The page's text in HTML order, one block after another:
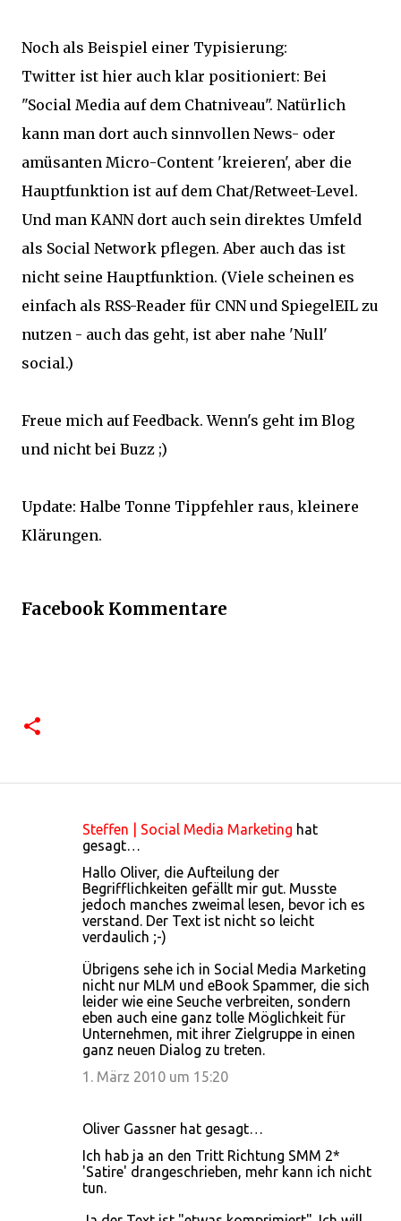
Noch als Beispiel einer Typisierung:
Twitter ist hier auch klar positioniert: Bei
"Social Media auf dem Chatniveau". Natürlich
kann man dort auch sinnvollen News- oder
amüsanten Micro-Content 'kreieren', aber die
Hauptfunktion ist auf dem Chat/Retweet-Level.
Und man KANN dort auch sein direktes Umfeld
als Social Network pflegen. Aber auch das ist
nicht seine Hauptfunktion. (Viele scheinen es
einfach als RSS-Reader für CNN und SpiegelEIL zu
nutzen - auch das geht, ist aber nahe 'Null'
social.)
Freue mich auf Feedback. Wenn's geht im Blog
und nicht bei Buzz ;)
Update: Halbe Tonne Tippfehler raus, kleinere
Klärungen.
Facebook Kommentare
Steffen | Social Media Marketing hat
gesagt…
Hallo Oliver, die Aufteilung der
Begrifflichkeiten gefällt mir gut. Musste
jedoch manches zweimal lesen, bevor ich es
verstand. Der Text ist nicht so leicht
verdaulich ;-)
Übrigens sehe ich in Social Media Marketing
nicht nur MLM und eBook Spammer, die sich
leider wie eine Seuche verbreiten, sondern
eben auch eine ganz tolle Möglichkeit für
Unternehmen, mit ihrer Zielgruppe in einen
ganz neuen Dialog zu treten.
1. März 2010 um 15:20
Oliver Gassner hat gesagt…
Ich hab ja an den Tritt Richtung SMM 2*
'Satire' drangeschrieben, mehr kann ich nicht
tun.